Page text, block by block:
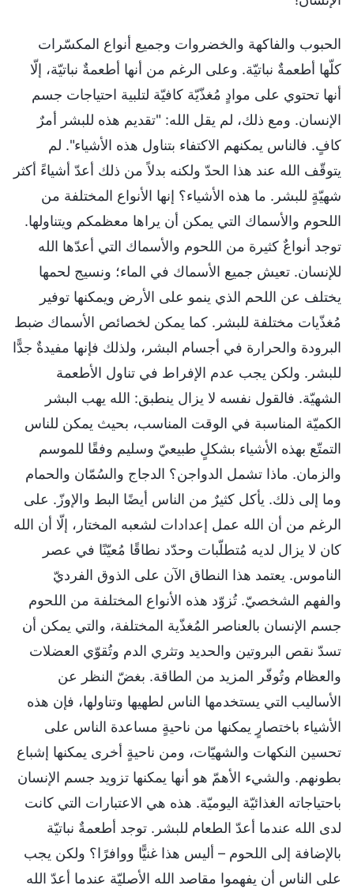
الحبوب والفاكهة والخضروات وجميع أنواع المكسّرات
كلّها أطعمةٌ نباتيّة. وعلى الرغم من أنها أطعمةٌ نباتيّة، إلّا
أنها تحتوي على موادٍ مُغذّيّة كافيّة لتلبية احتياجات جسم
الإنسان. ومع ذلك، لم يقل الله: "تقديم هذه للبشر أمرٌ
كافٍ. فالناس يمكنهم الاكتفاء بتناول هذه الأشياء". لم
يتوقّف الله عند هذا الحدّ ولكنه بدلاً من ذلك أعدّ أشياءً أكثر
شهيّةٍ للبشر. ما هذه الأشياء؟ إنها الأنواع المختلفة من
اللحوم والأسماك التي يمكن أن يراها معظمكم ويتناولها.
توجد أنواعٌ كثيرة من اللحوم والأسماك التي أعدّها الله
للإنسان. تعيش جميع الأسماك في الماء؛ ونسيج لحمها
يختلف عن اللحم الذي ينمو على الأرض ويمكنها توفير
مُغذّيات مختلفة للبشر. كما يمكن لخصائص الأسماك ضبط
البرودة والحرارة في أجسام البشر، ولذلك فإنها مفيدةٌ جدًّا
للبشر. ولكن يجب عدم الإفراط في تناول الأطعمة
الشهيّة. فالقول نفسه لا يزال ينطبق: الله يهب البشر
الكميّة المناسبة في الوقت المناسب، بحيث يمكن للناس
التمتّع بهذه الأشياء بشكلٍ طبيعيّ وسليم وفقًا للموسم
والزمان. ماذا تشمل الدواجن؟ الدجاج والسُمّان والحمام
وما إلى ذلك. يأكل كثيرٌ من الناس أيضًا البط والإوزّ. على
الرغم من أن الله عمل إعدادات لشعبه المختار، إلّا أن الله
كان لا يزال لديه مُتطلّبات وحدّد نطاقًا مُعيّنًا في عصر
الناموس. يعتمد هذا النطاق الآن على الذوق الفرديّ
والفهم الشخصيّ. تُزوّد هذه الأنواع المختلفة من اللحوم
جسم الإنسان بالعناصر المُغذّية المختلفة، والتي يمكن أن
تسدّ نقص البروتين والحديد وتثري الدم وتُقوّي العضلات
والعظام وتُوفّر المزيد من الطاقة. بغضّ النظر عن
الأساليب التي يستخدمها الناس لطهيها وتناولها، فإن هذه
الأشياء باختصارٍ يمكنها من ناحيةٍ مساعدة الناس على
تحسين النكهات والشهيّات، ومن ناحيةٍ أخرى يمكنها إشباع
بطونهم. والشيء الأهمّ هو أنها يمكنها تزويد جسم الإنسان
باحتياجاته الغذائيّة اليوميّة. هذه هي الاعتبارات التي كانت
لدى الله عندما أعدّ الطعام للبشر. توجد أطعمةٌ نباتيّة
بالإضافة إلى اللحوم – أليس هذا غنيًّا ووافرًا؟ ولكن يجب
على الناس أن يفهموا مقاصد الله الأصليّة عندما أعدّ الله